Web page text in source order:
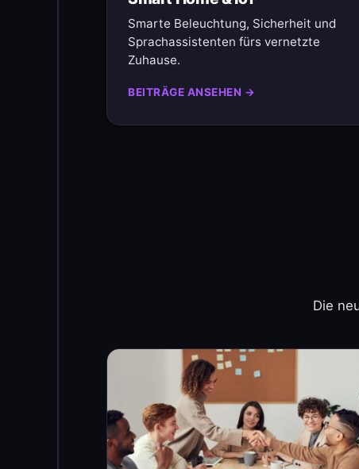
Smarte Beleuchtung, Sicherheit und
Sprachassistenten fürs vernetzte
Zuhause.
BEITRÄGE ANSEHEN →
Die